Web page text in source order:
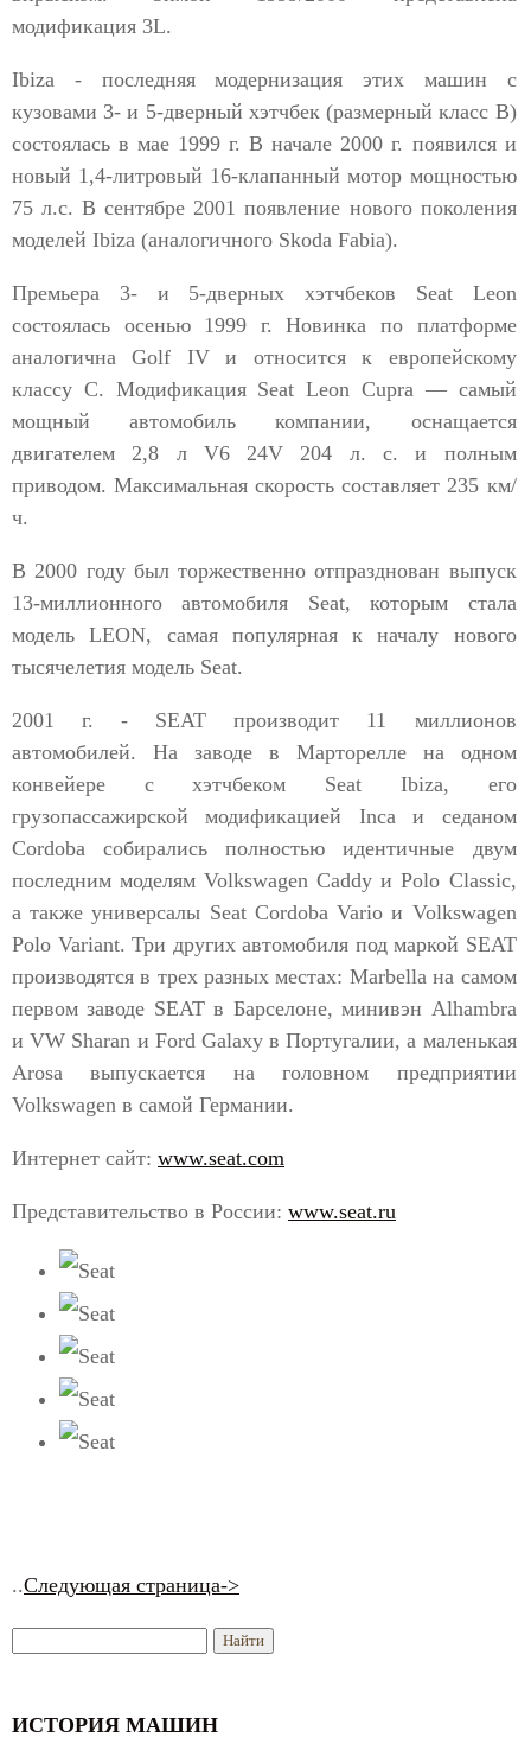
модификация 3L.
Ibiza - последняя модернизация этих машин с
кузовами 3- и 5-дверный хэтчбек (размерный класс В)
состоялась в мае 1999 г. В начале 2000 г. появился и
новый 1,4-литровый 16-клапанный мотор мощностью
75 л.с. В сентябре 2001 появление нового поколения
моделей Ibiza (аналогичного Skoda Fabia).
Премьера 3- и 5-дверных хэтчбеков Seat Leon
состоялась осенью 1999 г. Новинка по платформе
аналогична Golf IV и относится к европейскому
классу С. Модификация Seat Leon Cupra — самый
мощный автомобиль компании, оснащается
двигателем 2,8 л V6 24V 204 л. с. и полным
приводом. Максимальная скорость составляет 235 км/
ч.
В 2000 году был торжественно отпразднован выпуск
13-миллионного автомобиля Seat, которым стала
модель LEON, самая популярная к началу нового
тысячелетия модель Seat.
2001 г. - SEAT производит 11 миллионов
автомобилей. На заводе в Марторелле на одном
конвейере с хэтчбеком Seat Ibiza, его
грузопассажирской модификацией Inca и седаном
Cordoba собирались полностью идентичные двум
последним моделям Volkswagen Caddy и Polo Classic,
а также универсалы Seat Cordoba Vario и Volkswagen
Polo Variant. Три других автомобиля под маркой SEAT
производятся в трех разных местах: Marbella на самом
первом заводе SEAT в Барселоне, минивэн Alhambra
и VW Sharan и Ford Galaxy в Португалии, а маленькая
Arosa выпускается на головном предприятии
Volkswagen в самой Германии.
Интернет сайт: www.seat.com
Представительство в России: www.seat.ru
..Следующая страница->
ИСТОРИЯ МАШИН